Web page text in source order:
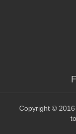
Copyright ©